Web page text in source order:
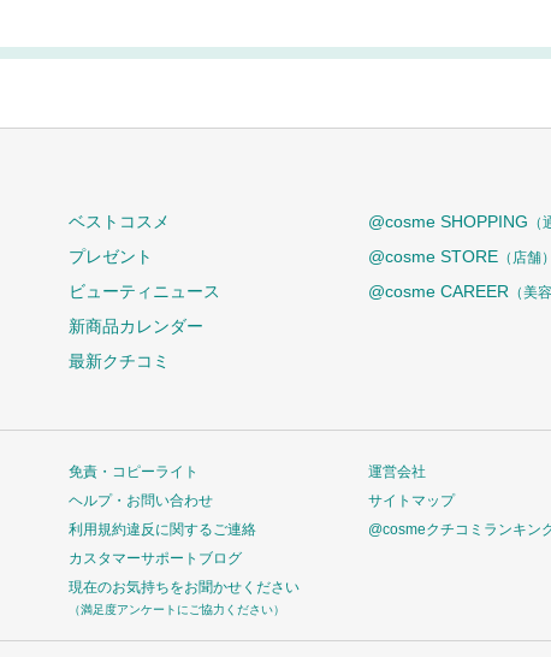
ベストコスメ
プレゼント
ビューティニュース
新商品カレンダー
最新クチコミ
@cosme SHOPPING （
@cosme STORE （店舗）
@cosme CAREER （美
免責・コピーライト
ヘルプ・お問い合わせ
利用規約違反に関するご連絡
カスタマーサポートブログ
現在のお気持ちをお聞かせください
（満足度アンケートにご協力ください）
運営会社
サイトマップ
@cosmeクチコミランキン